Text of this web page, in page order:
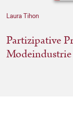
Laura Tihon
Partizipative
Modeindustrie